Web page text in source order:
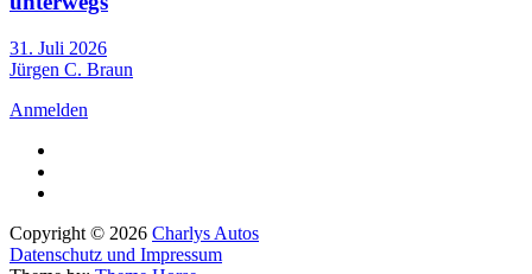
31. Juli 2026
Jürgen C. Braun
Anmelden
Copyright © 2026 Charlys Autos
Datenschutz und Impressum